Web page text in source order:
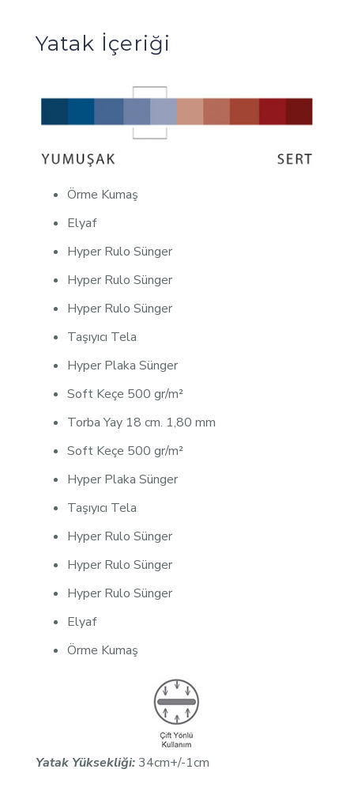
Yatak İçeriği
Örme Kumaş
Elyaf
Hyper Rulo Sünger
Hyper Rulo Sünger
Hyper Rulo Sünger
Taşıyıcı Tela
Hyper Plaka Sünger
Soft Keçe 500 gr/m²
Torba Yay 18 cm. 1,80 mm
Soft Keçe 500 gr/m²
Hyper Plaka Sünger
Taşıyıcı Tela
Hyper Rulo Sünger
Hyper Rulo Sünger
Hyper Rulo Sünger
Elyaf
Örme Kumaş
Yatak Yüksekliği:34cm+/-1cm